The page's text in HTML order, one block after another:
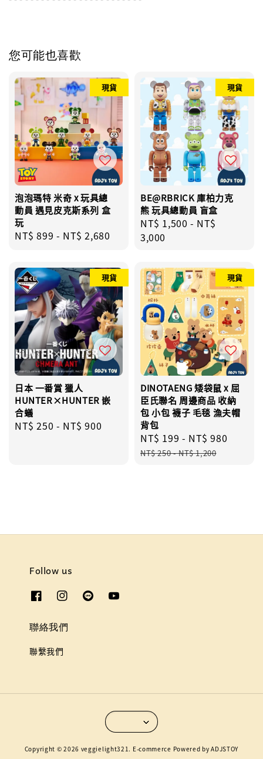
您可能也喜歡
現貨
泡泡瑪特 米奇 x 玩具總
動員 遇見皮克斯系列 盒
玩
Regular
NT$ 899 - NT$ 2,680
現貨
BE@RBRICK 庫柏力克
熊 玩具總動員 盲盒
Regular
price
NT$ 1,500 - NT$
3,000
現貨
日本 一番賞 獵人
HUNTER×HUNTER 嵌
合蟻
Regular
NT$ 250 - NT$ 900
現貨
DINOTAENG 矮袋鼠 x 屈
臣氏聯名 周邊商品 收納
包 小包 襪子 毛毯 漁夫帽
背包
Sale
price
NT$ 199 - NT$ 980
NT$ 250-NT$ 1,200
Follow us
聯絡我們
聯繫我們
Copyright © 2026 veggielight321. E-commerce Powered by ADJSTOY